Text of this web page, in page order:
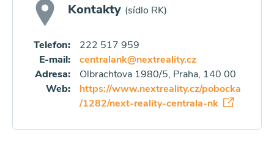
Kontakty (sídlo RK)
Telefon:
222 517 959
E-mail:
centralank@nextreality.cz
Adresa:
Olbrachtova 1980/5, Praha, 140 00
Web:
https://www.nextreality.cz/pobocka
/1282/next-reality-centrala-nk